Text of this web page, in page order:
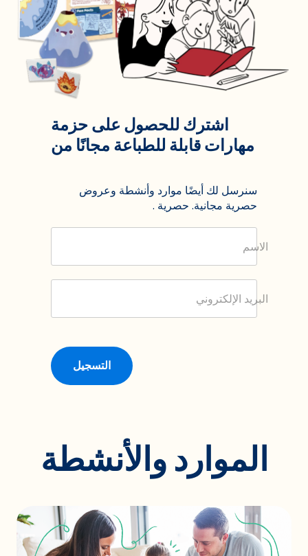
اشترك للحصول على حزمة
مهارات قابلة للطباعة مجانًا من
سنرسل لك أيضًا موارد وأنشطة وعروض
حصرية مجانية. حصرية .
الاسم
البريد الإلكتروني
التسجيل
الموارد والأنشطة